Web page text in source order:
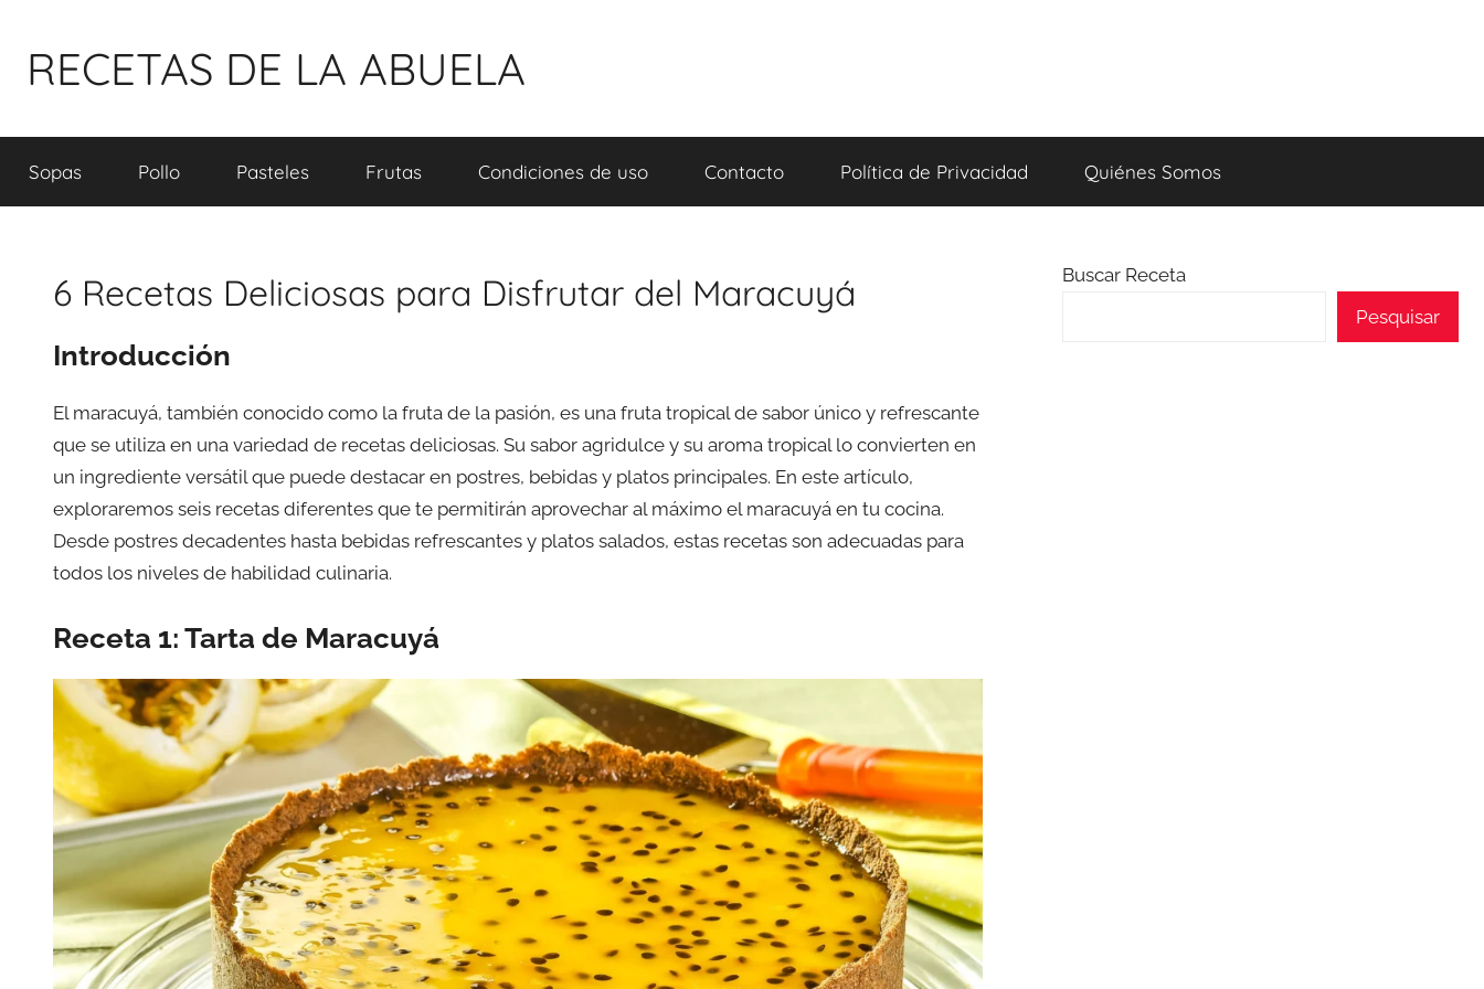
RECETAS DE LA ABUELA
Sopas Pollo Pasteles Frutas Condiciones de uso Contacto Política de Privacidad Quiénes Somos
6 Recetas Deliciosas para Disfrutar del Maracuyá
Introducción
El maracuyá, también conocido como la fruta de la pasión, es una fruta tropical de sabor único y refrescante
que se utiliza en una variedad de recetas deliciosas. Su sabor agridulce y su aroma tropical lo convierten en
un ingrediente versátil que puede destacar en postres, bebidas y platos principales. En este artículo,
exploraremos seis recetas diferentes que te permitirán aprovechar al máximo el maracuyá en tu cocina.
Desde postres decadentes hasta bebidas refrescantes y platos salados, estas recetas son adecuadas para
todos los niveles de habilidad culinaria.
Receta 1: Tarta de Maracuyá
Buscar Receta
Pesquisar